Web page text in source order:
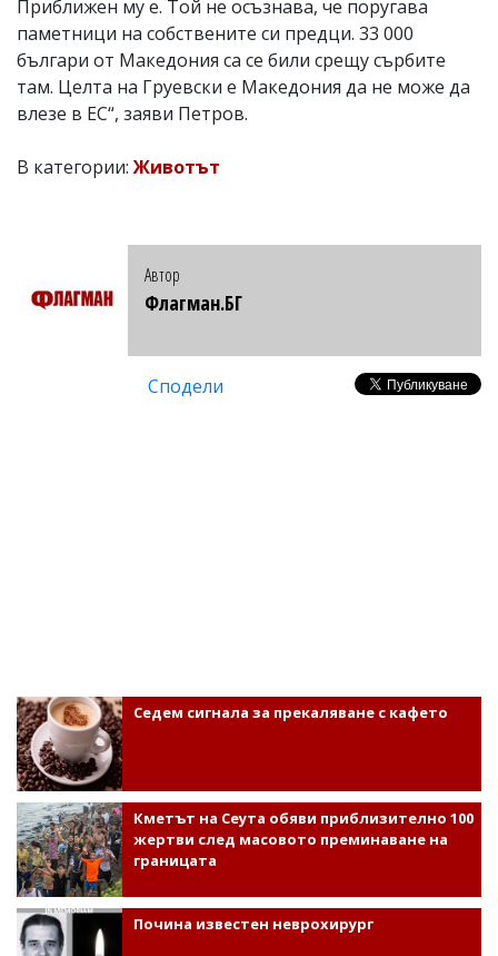
Приближен му е. Той не осъзнава, че поругава
паметници на собствените си предци. 33 000
българи от Македония са се били срещу сърбите
там. Целта на Груевски е Македония да не може да
влезе в ЕС“, заяви Петров.
В категории:Животът
Автор
Флагман.БГ
Сподели
Седем сигнала за прекаляване с кафето
Кметът на Сеута обяви приблизително 100
жертви след масовото преминаване на
границата
Почина известен неврохирург